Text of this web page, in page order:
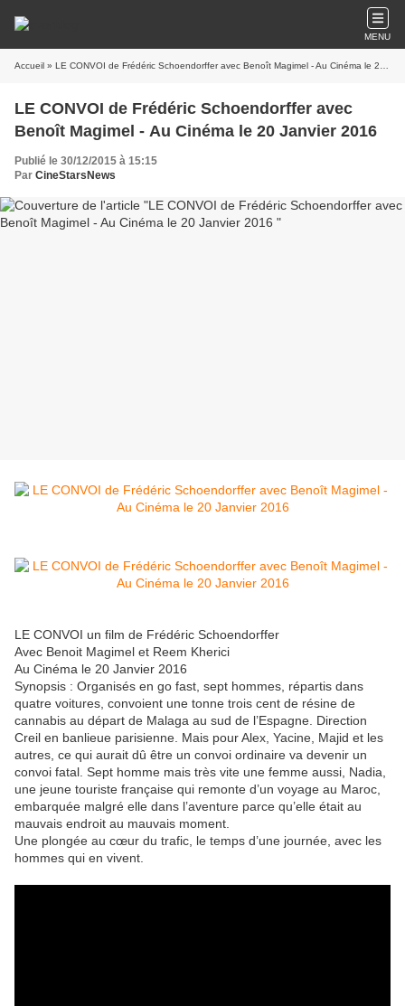
MENU
Accueil » LE CONVOI de Frédéric Schoendorffer avec Benoît Magimel - Au Cinéma le 20 Janvier 2016
LE CONVOI de Frédéric Schoendorffer avec
Benoît Magimel - Au Cinéma le 20 Janvier 2016
Publié le 30/12/2015 à 15:15
Par CineStarsNews
LE CONVOI un film de Frédéric Schoendorffer
Avec Benoit Magimel et Reem Kherici
Au Cinéma le 20 Janvier 2016
Synopsis : Organisés en go fast, sept hommes, répartis dans
quatre voitures, convoient une tonne trois cent de résine de
cannabis au départ de Malaga au sud de l’Espagne. Direction
Creil en banlieue parisienne. Mais pour Alex, Yacine, Majid et les
autres, ce qui aurait dû être un convoi ordinaire va devenir un
convoi fatal. Sept homme mais très vite une femme aussi, Nadia,
une jeune touriste française qui remonte d’un voyage au Maroc,
embarquée malgré elle dans l’aventure parce qu’elle était au
mauvais endroit au mauvais moment.
Une plongée au cœur du trafic, le temps d’une journée, avec les
hommes qui en vivent.